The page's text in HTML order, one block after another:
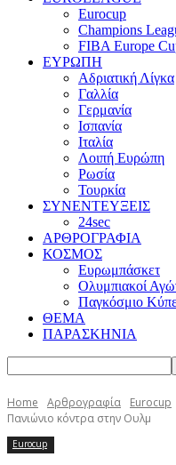
Eurocup
Champions
FIBA Europe
ΕΥΡΩΠΗ
Αδριατική Λίγκα
Γαλλία
Γερμανία
Ισπανία
Ιταλία
Λοιπή Ευρώπη
Ρωσία
Τουρκία
ΣΥΝΕΝΤΕΥΞΕΙΣ
24sec
ΑΡΘΡΟΓΡΑΦΙΑ
ΚΟΣΜΟΣ
Ευρωμπάσκετ
Ολυμπιακοί
Παγκόσμιο
ΘΕΜΑ
ΠΑΡΑΣΚΗΝΙΑ
Home Αρθρογραφία Eurocup
Πανιώνιο κόντρα στην Ουλμ
Eurocup